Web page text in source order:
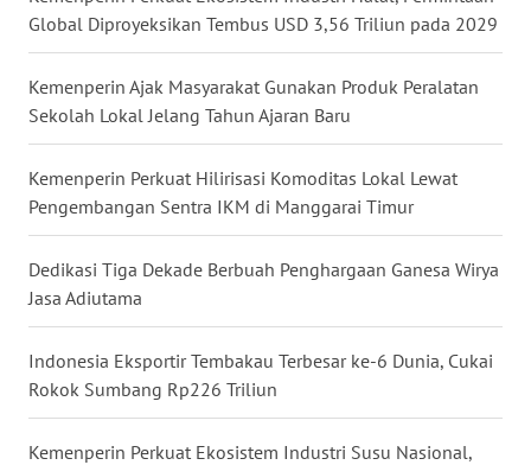
Global Diproyeksikan Tembus USD 3,56 Triliun pada 2029
Kemenperin Ajak Masyarakat Gunakan Produk Peralatan
Sekolah Lokal Jelang Tahun Ajaran Baru
Kemenperin Perkuat Hilirisasi Komoditas Lokal Lewat
Pengembangan Sentra IKM di Manggarai Timur
Dedikasi Tiga Dekade Berbuah Penghargaan Ganesa Wirya
Jasa Adiutama
Indonesia Eksportir Tembakau Terbesar ke-6 Dunia, Cukai
Rokok Sumbang Rp226 Triliun
Kemenperin Perkuat Ekosistem Industri Susu Nasional,
WN
WN
DAIRI
WN
DANAU
TOBA
WN
NIAS